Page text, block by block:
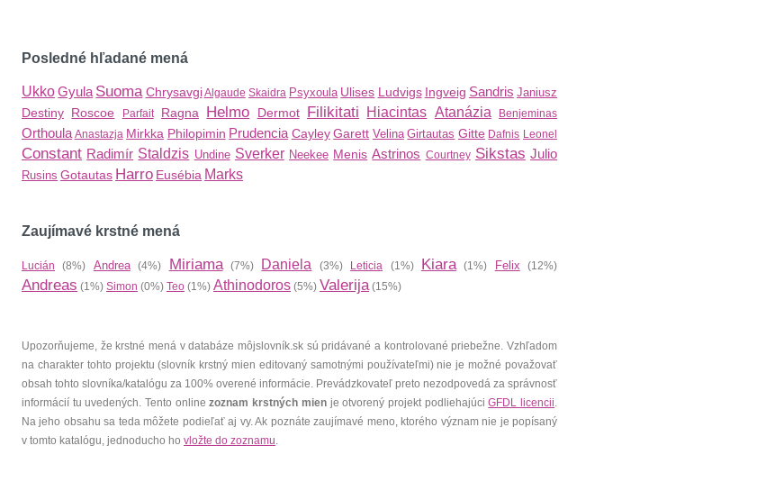
Posledné hľadané mená
UkkoGyula Suoma ChrysavgiAlgaude Skaidra Psyxoula Ulises Ludvigs Ingveig Sandris Janiusz
Destiny Roscoe Parfait Ragna Helmo Dermot Filikitati Hiacintas Atanázia Benjeminas
Orthoula Anastazja Mirkka Philopimin Prudencia Cayley Garett Velina Girtautas Gitte Dafnis Leonel
Constant Radimír Staldzis Undine Sverker Neekee Menis Astrinos Courtney Sikstas Julio
Rusins Gotautas Harro Eusébia Marks
Zaujímavé krstné mená
Lucián (8%) Andrea(4%) Miriama(7%) Daniela (3%) Leticia (1%) Kiara(1%) Felix (12%)
Andreas (1%) Simon (0%) Teo (1%) Athinodoros (5%) Valerija(15%)
Upozorňujeme, že krstné mená v databáze môjslovník.sk sú pridávané a kontrolované priebežne. Vzhľadom
na charakter tohto projektu (slovník krstný mien editovaný samotnými používateľmi) nie je možné považovať
obsah tohto slovníka/katalógu za 100% overené informácie. Prevádzkovateľ preto nezodpovedá za správnosť
informácií tu uvedených. Tento onlinezoznam krstných mienje otvorený projekt podliehajúciGFDL licencii.
Na jeho obsahu sa teda môžete podieľať aj vy. Ak poznáte zaujímavé meno, ktorého význam nie je popísaný
v tomto katalógu, jednoducho ho vložte do zoznamu.